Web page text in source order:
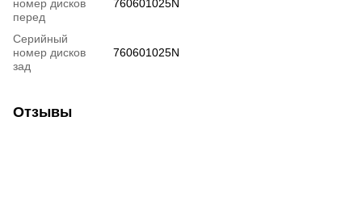
номер дисков
перед
760601025N
Серийный
номер дисков
зад
760601025N
Отзывы